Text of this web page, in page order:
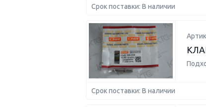
Срок поставки: В наличии
Срок поставки: В наличии